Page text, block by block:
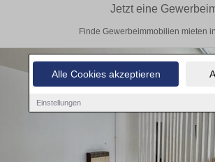
Alle Cookies akzeptieren
Einstellungen
Jetzt eine
Finde Gewerbeimmobilien mieten